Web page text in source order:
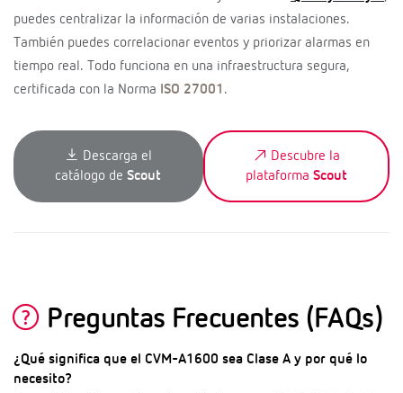
puedes centralizar la información de varias instalaciones.
También puedes correlacionar eventos y priorizar alarmas en
tiempo real. Todo funciona en una infraestructura segura,
certificada con la Norma ISO 27001 .
Descarga el
catálogo deScout
Descubre la
plataforma Scout
Preguntas Frecuentes (FAQs)
¿Qué significa que el CVM-A1600 sea Clase A y por qué lo
necesito?